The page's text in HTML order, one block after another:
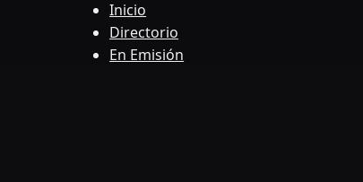
Inicio
Directorio
En Emisión